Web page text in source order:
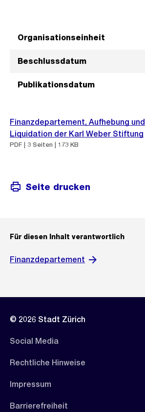
Organisationseinheit
Beschlussdatum
Publikationsdatum
Finanzdepartement, Aufhebung und
Liquidation der Karl Weber Stiftung
PDF | 3 Seiten | 173 KB
Seite drucken
Für diesen Inhalt verantwortlich
Finanzdepartement
© 2026 Stadt Zürich
Social Media
Rechtliche Hinweise
Impressum
Barrierefreiheit